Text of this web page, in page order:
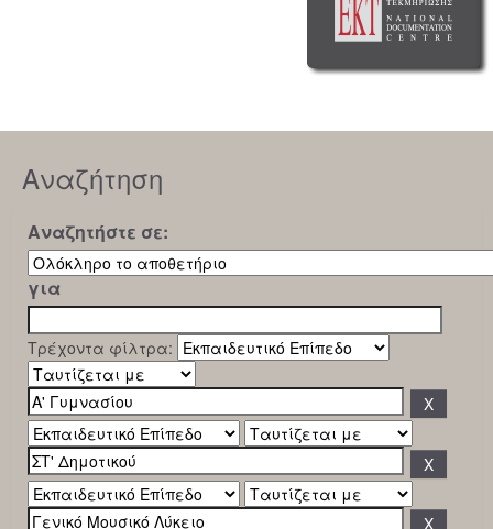
Αναζήτηση
Αναζητήστε σε:
για
Τρέχοντα φίλτρα: